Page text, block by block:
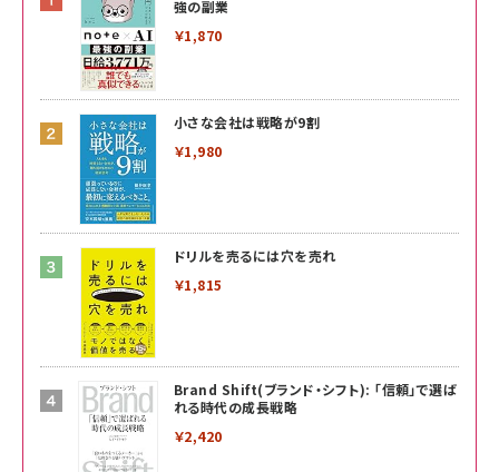
強の副業
￥1,870
小さな会社は戦略が9割
￥1,980
ドリルを売るには穴を売れ
￥1,815
Brand Shift(ブランド・シフト): 「信頼」で選ば
れる時代の成長戦略
￥2,420